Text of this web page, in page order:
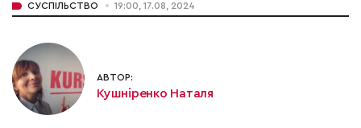
СУСПІЛЬСТВО 19:00, 17.08, 2024
АВТОР:
Кушніренко Наталя